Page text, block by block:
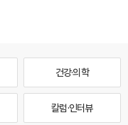
건강·의학
칼럼·인터뷰